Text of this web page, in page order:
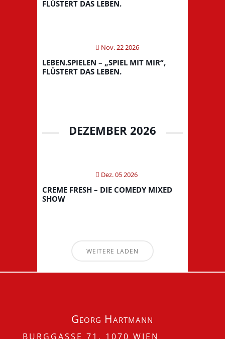
FLÜSTERT DAS LEBEN.
Nov. 22 2026
LEBEN.SPIELEN – „SPIEL MIT MIR“,
FLÜSTERT DAS LEBEN.
DEZEMBER 2026
Dez. 05 2026
CREME FRESH – DIE COMEDY MIXED
SHOW
WEITERE LADEN
Georg Hartmann
BURGGASSE 71, 1070 WIEN